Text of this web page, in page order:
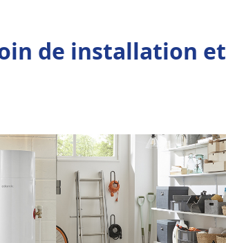
de installation